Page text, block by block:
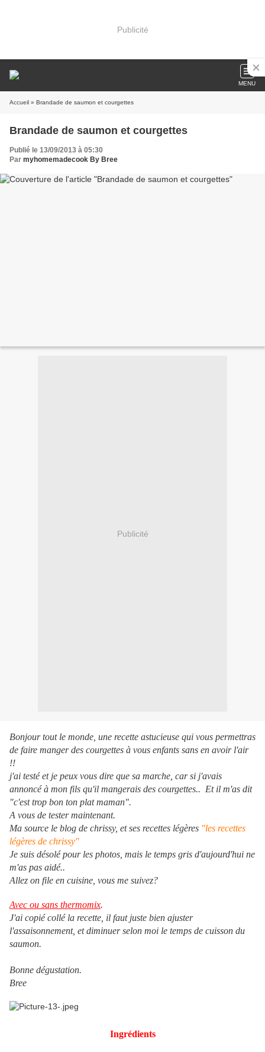
Publicité
MENU
Accueil » Brandade de saumon et courgettes
Brandade de saumon et courgettes
Publié le 13/09/2013 à 05:30
Par myhomemadecook By Bree
Publicité
Bonjour tout le monde, une recette astucieuse qui vous permettras
de faire manger des courgettes à vous enfants sans en avoir l'air
!!
j'ai testé et je peux vous dire que sa marche, car si j'avais
annoncé à mon fils qu'il mangerais des courgettes.. Et il m'as dit
"c'est trop bon ton plat maman".
A vous de tester maintenant.
Ma source le blog de chrissy, et ses recettes légères "les recettes
légères de chrissy"
Je suis désolé pour les photos, mais le temps gris d'aujourd'hui ne
m'as pas aidé..
Allez on file en cuisine, vous me suivez?
Avec ou sans thermomix.
J'ai copié collé la recette, il faut juste bien ajuster
l'assaisonnement, et diminuer selon moi le temps de cuisson du
saumon.
Bonne dégustation.
Bree
Ingrédients